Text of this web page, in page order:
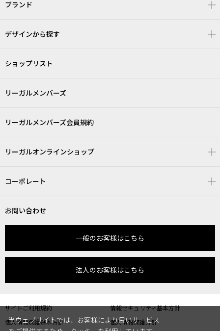
ブランド
デザインから探す
ショップリスト
リーガルメンバーズ
リーガルメンバーズ会員規約
リーガルオンラインショップ
コーポレート
お問い合わせ
一般のお客様はこちら
法人のお客様はこちら
サイトご利用規約
情報セキュリティ基本方針
個人情報保護基本方針
個人情報保護方針
当ウェブサイトでは、お客様により良いサービス